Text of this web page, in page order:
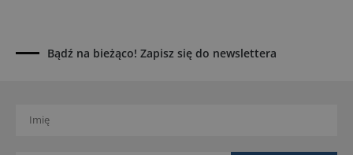
03.08.2026
Dynapac NEXUS: cyfrowa rewolucja w robotach
Bądź na bieżąco! Zapisz się do newslettera